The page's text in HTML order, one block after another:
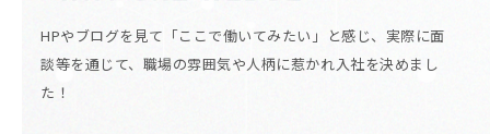
HPやブログを見て「ここで働いてみたい」と感じ、実際に面
談等を通じて、職場の雰囲気や人柄に惹かれ入社を決めまし
た！